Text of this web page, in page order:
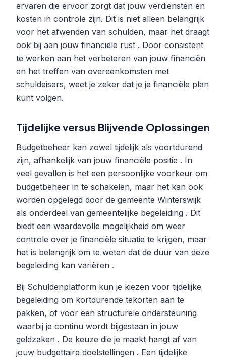
ervaren die ervoor zorgt dat jouw verdiensten en
kosten in controle zijn. Dit is niet alleen belangrijk
voor het afwenden van schulden, maar het draagt
ook bij aan jouw financiële rust . Door consistent
te werken aan het verbeteren van jouw financiën
en het treffen van overeenkomsten met
schuldeisers, weet je zeker dat je je financiële plan
kunt volgen.
Tijdelijke versus Blijvende Oplossingen
Budgetbeheer kan zowel tijdelijk als voortdurend
zijn, afhankelijk van jouw financiële positie . In
veel gevallen is het een persoonlijke voorkeur om
budgetbeheer in te schakelen, maar het kan ook
worden opgelegd door de gemeente Winterswijk
als onderdeel van gemeentelijke begeleiding . Dit
biedt een waardevolle mogelijkheid om weer
controle over je financiële situatie te krijgen, maar
het is belangrijk om te weten dat de duur van deze
begeleiding kan variëren .
Bij Schuldenplatform kun je kiezen voor tijdelijke
begeleiding om kortdurende tekorten aan te
pakken, of voor een structurele ondersteuning
waarbij je continu wordt bijgestaan in jouw
geldzaken . De keuze die je maakt hangt af van
jouw budgettaire doelstellingen . Een tijdelijke